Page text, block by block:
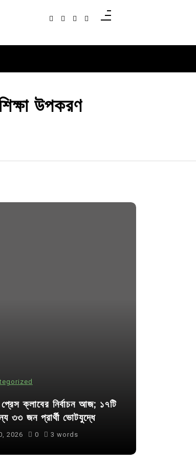
উপকরণ
ক্লাবের নির্বাচন আজ; ১৭টি
৩৩ জন প্রার্থী ভোটযুদ্ধে
2026 0 3 words